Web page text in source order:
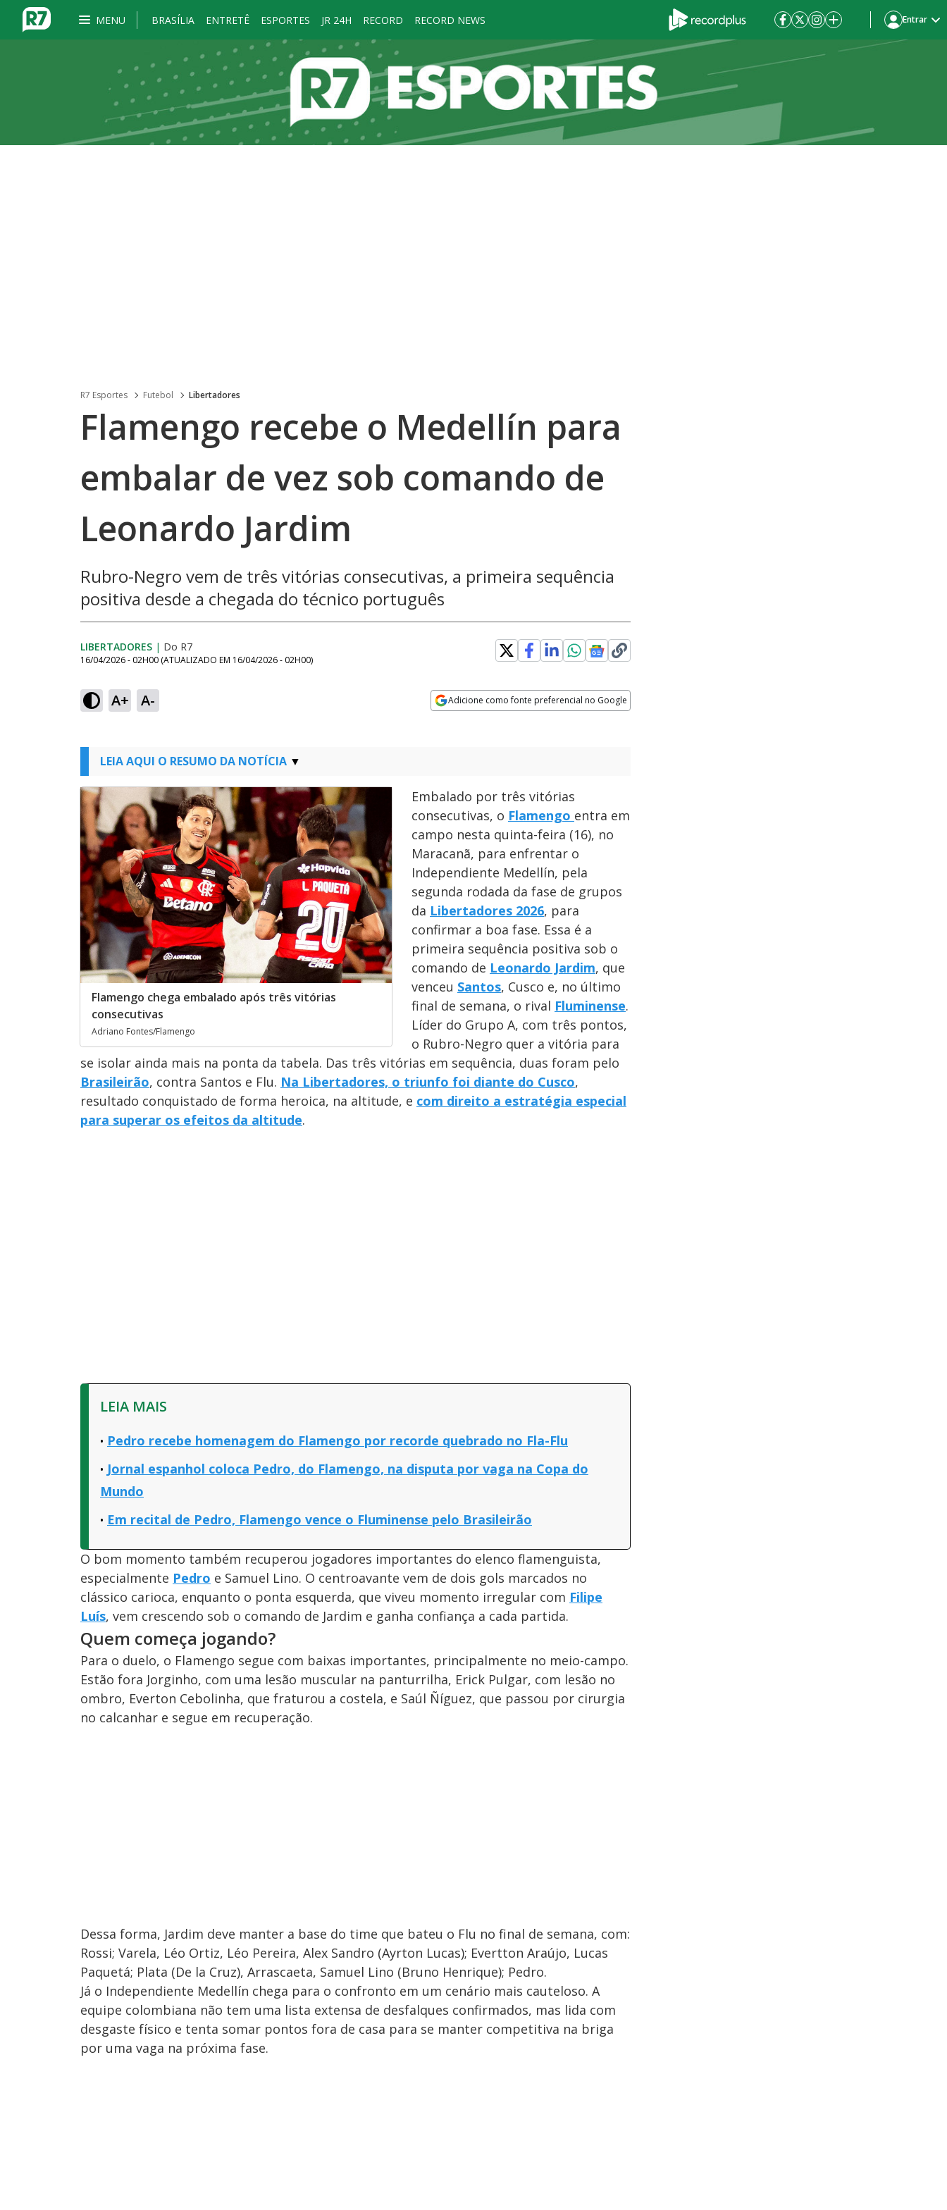
MENU BRASÍLIA ENTRETÊ ESPORTES JR 24H RECORD RECORD NEWS Entrar
R7 Esportes Futebol Libertadores
Flamengo recebe o Medellín para
embalar de vez sob comando de
Leonardo Jardim
Rubro-Negro vem de três vitórias consecutivas, a primeira sequência
positiva desde a chegada do técnico português
LIBERTADORES | Do R7
16/04/2026 - 02H00 (ATUALIZADO EM 16/04/2026 - 02H00)
A+ A- Adicione como fonte preferencial no Google
LEIA AQUI O RESUMO DA NOTÍCIA
Flamengo chega embalado após três vitórias
consecutivas
Adriano Fontes/Flamengo
Embalado por três vitórias
consecutivas, o Flamengo entra em
campo nesta quinta-feira (16), no
Maracanã, para enfrentar o
Independiente Medellín, pela
segunda rodada da fase de grupos
da Libertadores 2026, para
confirmar a boa fase. Essa é a
primeira sequência positiva sob o
comando de Leonardo Jardim, que
venceu Santos, Cusco e, no último
final de semana, o rival Fluminense.
Líder do Grupo A, com três pontos,
o Rubro-Negro quer a vitória para
se isolar ainda mais na ponta da tabela. Das três vitórias em sequência, duas foram pelo
Brasileirão, contra Santos e Flu. Na Libertadores, o triunfo foi diante do Cusco,
resultado conquistado de forma heroica, na altitude, e com direito a estratégia especial
para superar os efeitos da altitude.
LEIA MAIS
Pedro recebe homenagem do Flamengo por recorde quebrado no Fla-Flu
Jornal espanhol coloca Pedro, do Flamengo, na disputa por vaga na Copa do
Mundo
Em recital de Pedro, Flamengo vence o Fluminense pelo Brasileirão
O bom momento também recuperou jogadores importantes do elenco flamenguista,
especialmente Pedro e Samuel Lino. O centroavante vem de dois gols marcados no
clássico carioca, enquanto o ponta esquerda, que viveu momento irregular com Filipe
Luís, vem crescendo sob o comando de Jardim e ganha confiança a cada partida.
Quem começa jogando?
Para o duelo, o Flamengo segue com baixas importantes, principalmente no meio-campo.
Estão fora Jorginho, com uma lesão muscular na panturrilha, Erick Pulgar, com lesão no
ombro, Everton Cebolinha, que fraturou a costela, e Saúl Ñíguez, que passou por cirurgia
no calcanhar e segue em recuperação.
Dessa forma, Jardim deve manter a base do time que bateu o Flu no final de semana, com:
Rossi; Varela, Léo Ortiz, Léo Pereira, Alex Sandro (Ayrton Lucas); Evertton Araújo, Lucas
Paquetá; Plata (De la Cruz), Arrascaeta, Samuel Lino (Bruno Henrique); Pedro.
Já o Independiente Medellín chega para o confronto em um cenário mais cauteloso. A
equipe colombiana não tem uma lista extensa de desfalques confirmados, mas lida com
desgaste físico e tenta somar pontos fora de casa para se manter competitiva na briga
por uma vaga na próxima fase.